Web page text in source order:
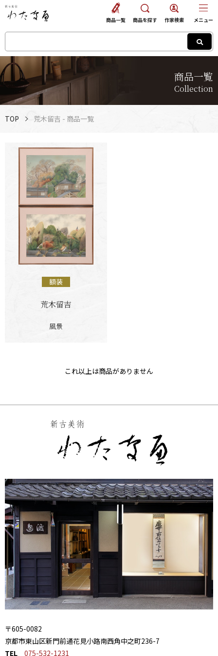
商品一覧
Collection
商品一覧 商品を探す 作家検索 メニュー
TOP 荒木留吉 - 商品一覧
額装
荒木留吉
風景
これ以上は商品がありません
〒605-0082
京都市東山区新門前通花見小路南西角中之町236-7
TEL
075-532-1231